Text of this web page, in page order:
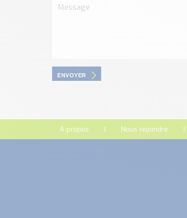
ENVOYER
A propos Nous rejoindre